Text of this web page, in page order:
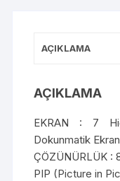
AÇIKLAMA
AÇIKLAMA
EKRAN : 7
Dokunmatik Ekran
ÇÖZÜNÜRLÜK :
PIP (Picture in